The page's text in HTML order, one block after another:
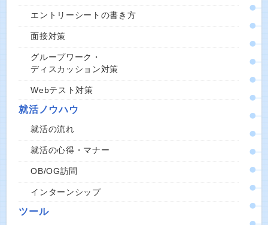
エントリーシートの書き方
面接対策
グループワーク・
ディスカッション対策
Webテスト対策
就活ノウハウ
就活の流れ
就活の心得・マナー
OB/OG訪問
インターンシップ
ツール